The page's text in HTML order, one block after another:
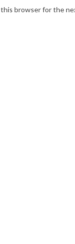
this browser for the